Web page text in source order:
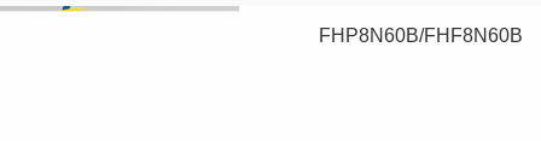
FHP8N60B/FHF8N60B